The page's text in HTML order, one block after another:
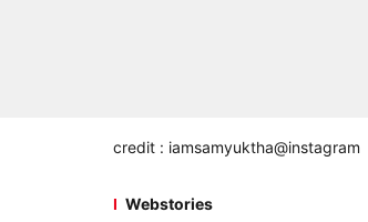
credit : iamsamyuktha@instagram
Webstories